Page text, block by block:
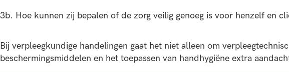
3b. Hoe kunnen zij bepalen of de zorg veilig genoeg is voor henzelf en
Bij verpleegkundige handelingen gaat het niet alleen om
beschermingsmiddelen en het toepassen van handhygiëne extra